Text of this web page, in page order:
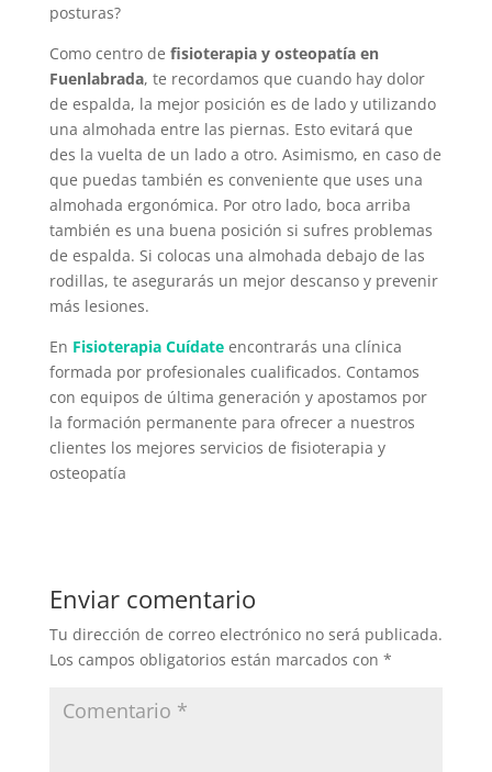
posturas?
Como centro de fisioterapia y osteopatía en
Fuenlabrada, te recordamos que cuando hay dolor
de espalda, la mejor posición es de lado y utilizando
una almohada entre las piernas. Esto evitará que
des la vuelta de un lado a otro. Asimismo, en caso de
que puedas también es conveniente que uses una
almohada ergonómica. Por otro lado, boca arriba
también es una buena posición si sufres problemas
de espalda. Si colocas una almohada debajo de las
rodillas, te asegurarás un mejor descanso y prevenir
más lesiones.
En Fisioterapia Cuídate encontrarás una clínica
formada por profesionales cualificados. Contamos
con equipos de última generación y apostamos por
la formación permanente para ofrecer a nuestros
clientes los mejores servicios de fisioterapia y
osteopatía
Enviar comentario
Tu dirección de correo electrónico no será publicada.
Los campos obligatorios están marcados con *